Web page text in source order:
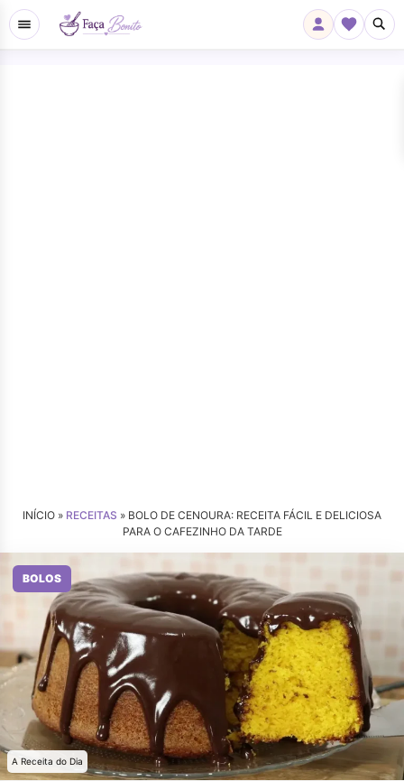
INÍCIO » RECEITAS » BOLO DE CENOURA: RECEITA FÁCIL E DELICIOSA
PARA O CAFEZINHO DA TARDE
BOLOS
A Receita do Dia